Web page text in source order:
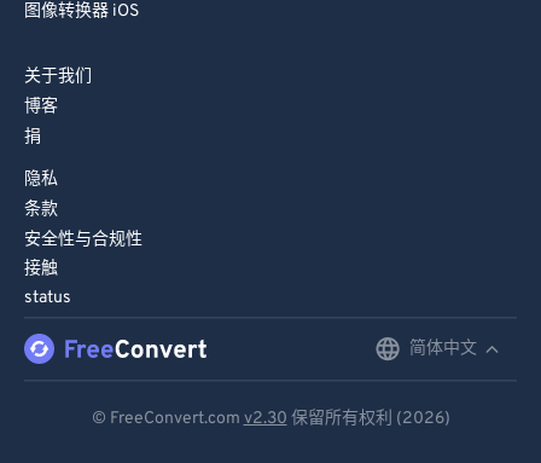
图像转换器 iOS
关于我们
博客
捐
隐私
条款
安全性与合规性
接触
status
简体中文
© FreeConvert.com v2.30 保留所有权利 (2026)